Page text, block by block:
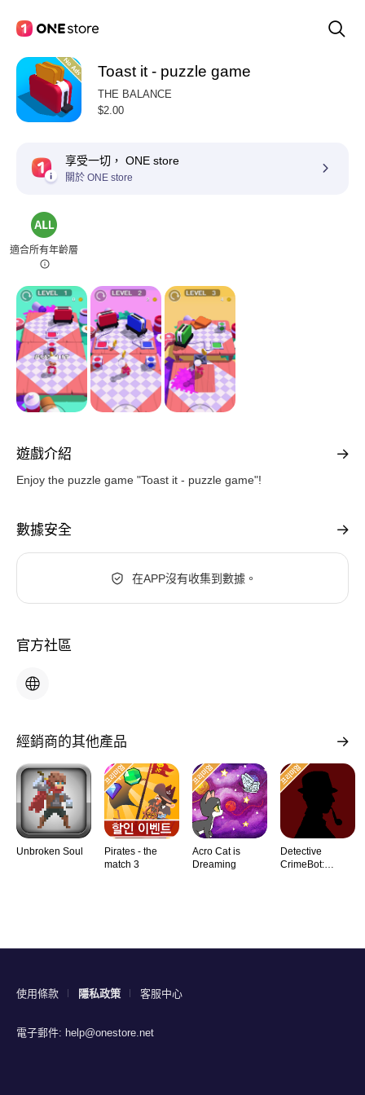
Toast it - puzzle game
THE BALANCE
$2.00
享受一切， ONE store
關於 ONE store
適合所有年齡層
遊戲介紹
Enjoy the puzzle game "Toast it - puzzle game"!
數據安全
在APP沒有收集到數據。
官方社區
經銷商的其他產品
Unbroken Soul
Pirates - the
match 3
Acro Cat is
Dreaming
Detective
CrimeBot:
使用條款 隱私政策 客服中心
電子郵件: help@onestore.net